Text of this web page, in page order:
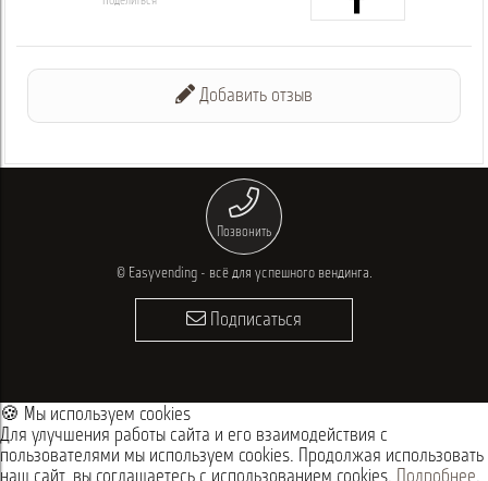
Добавить отзыв
Позвонить
© Easyvending - всё для успешного вендинга.
Подписаться
🍪 Мы используем cookies
Для улучшения работы сайта и его взаимодействия с
пользователями мы используем cookies. Продолжая использовать